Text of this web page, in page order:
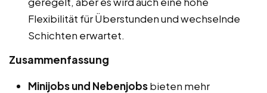
Flexibilität für Überstunden und wechselnde
Schichten erwartet.
Zusammenfassung
Minijobs und Nebenjobsbieten mehr